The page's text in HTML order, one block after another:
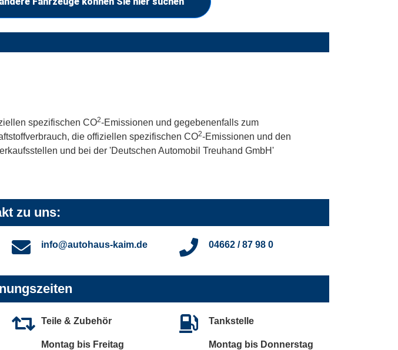
spezifischen CO2-Emissionen und gegebenenfalls zum
die offiziellen spezifischen CO2-Emissionen und den
und bei der 'Deutschen Automobil Treuhand GmbH'
zu uns:
info@autohaus-kaim.de 04662 / 87 98 0
Teile & Zubehör
Montag bis Freitag
Tankstelle
Montag bis Donnerstag